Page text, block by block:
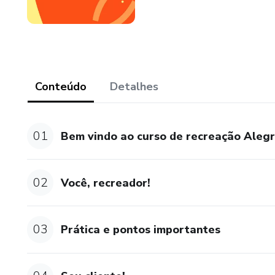
Conteúdo Detalhes
01 Bem vindo ao curso de recreação
02 Você, recreador!
03 Prática e pontos importantes